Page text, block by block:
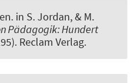
. in S. Jordan, & M.
Pädagogik: Hundert
Reclam Verlag.